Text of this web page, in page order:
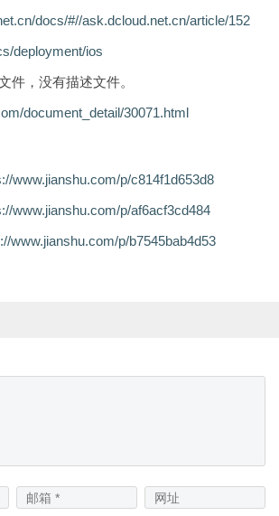
docs/#//ask.dcloud.net.cn/article/152
deployment/ios
件，没有描述文件。
document_detail/30071.html
www.jianshu.com/p/c814f1d653d8
www.jianshu.com/p/af6acf3cd484
www.jianshu.com/p/b7545bab4d53